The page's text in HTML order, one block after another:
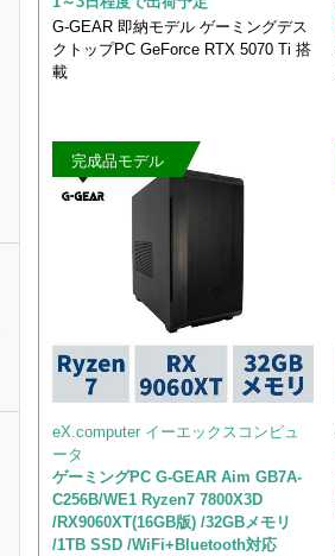
G-GEAR 即納モデル ゲーミングデス
クトップPC GeForce RTX 5070 Ti 搭
載
完成品モデル
eX.computer イーエックスコンピュ
ータ
ゲーミングPC G-GEAR Aim GB7A-
C256B/WE1 Ryzen7 7800X3D
/RX9060XT(16GB版) /32GBメモリ
/1TB SSD /WiFi+Bluetooth対応